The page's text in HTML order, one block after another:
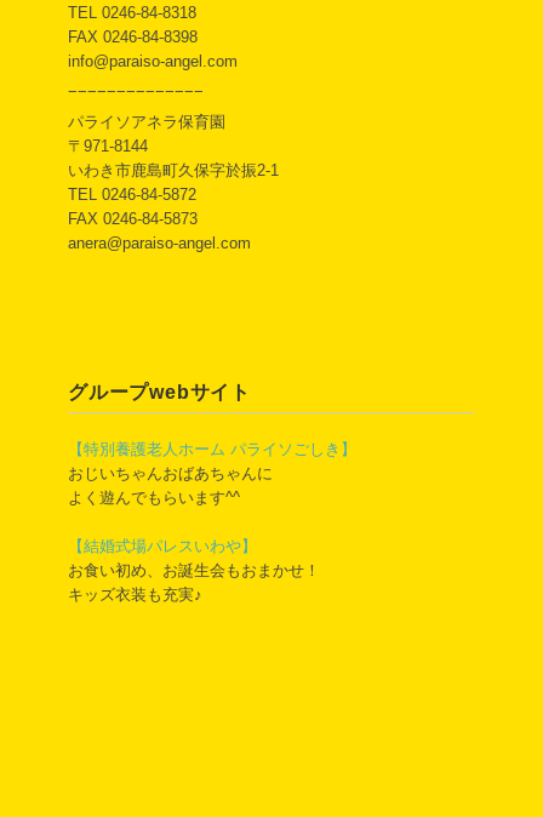
TEL 0246-84-8318
FAX 0246-84-8398
info@paraiso-angel.com
−−−−−−−−−−−−−−
パライソアネラ保育園
〒971-8144
いわき市鹿島町久保字於振2-1
TEL 0246-84-5872
FAX 0246-84-5873
anera@paraiso-angel.com
グループwebサイト
【特別養護老人ホーム パライソごしき】
おじいちゃんおばあちゃんに
よく遊んでもらいます^^
【結婚式場パレスいわや】
お食い初め、お誕生会もおまかせ！
キッズ衣装も充実♪